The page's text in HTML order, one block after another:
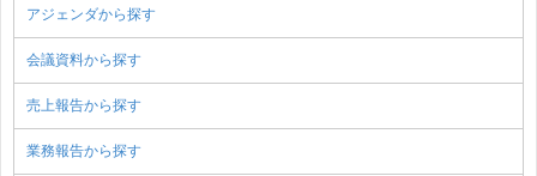
アジェンダから探す
会議資料から探す
売上報告から探す
業務報告から探す